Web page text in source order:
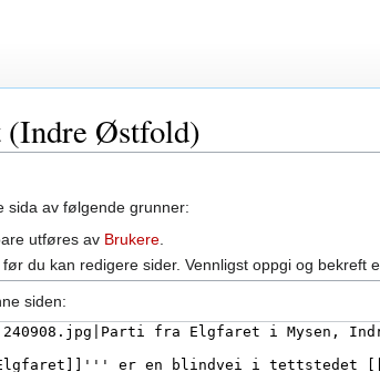
Østfold)
sida av følgende grunner:
utføres av Brukere
du kan redigere sider. Vennligst oppgi og bekreft
siden: